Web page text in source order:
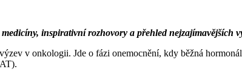
inspirativní rozhovory a přehled nejzajímavějších
v onkologii. Jde o fázi onemocnění, kdy běžná